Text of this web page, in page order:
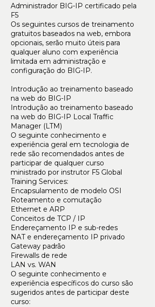
Administrador BIG-IP certificado pela
F5
Os seguintes cursos de treinamento
gratuitos baseados na web, embora
opcionais, serão muito úteis para
qualquer aluno com experiência
limitada em administração e
configuração do BIG-IP.
Introdução ao treinamento baseado
na web do BIG-IP
Introdução ao treinamento baseado
na web do BIG-IP Local Traffic
Manager (LTM)
O seguinte conhecimento e
experiência geral em tecnologia de
rede são recomendados antes de
participar de qualquer curso
ministrado por instrutor F5 Global
Training Services:
Encapsulamento de modelo OSI
Roteamento e comutação
Ethernet e ARP
Conceitos de TCP / IP
Endereçamento IP e sub-redes
NAT e endereçamento IP privado
Gateway padrão
Firewalls de rede
LAN vs. WAN
O seguinte conhecimento e
experiência específicos do curso são
sugeridos antes de participar deste
curso: